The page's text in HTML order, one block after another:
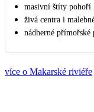
masivní štíty pohoří
živá centra i
nádherné přímořské
více o Makarské riviéře